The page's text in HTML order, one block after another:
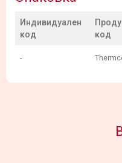
Индивидуален
код
код
-